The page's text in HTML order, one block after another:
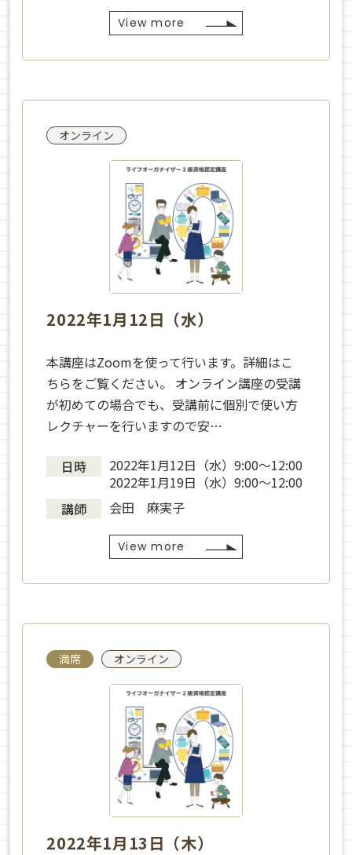
View more
オンライン
2022年1月12日（水）
本講座はZoomを使って行います。詳細はこ
ちらをご覧ください。 オンライン講座の受講
が初めての場合でも、受講前に個別で使い方
レクチャーを行いますので安…
日時
2022年1月12日（水）9:00〜12:00
2022年1月19日（水）9:00〜12:00
講師
会田 麻実子
View more
満席 オンライン
2022年1月13日（木）